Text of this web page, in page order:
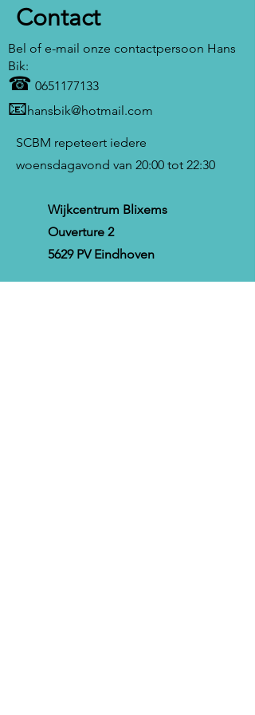
Contact
Bel of e-mail onze contactpersoon Hans
Bik:
☎ 0651177133
📧hansbik@hotmail.com
SCBM repeteert iedere
woensdagavond van 20:00 tot 22:30
Wijkcentrum Blixems
Ouverture 2
5629 PV Eindhoven